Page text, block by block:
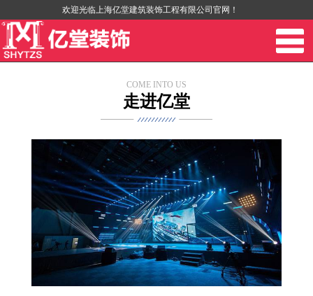
欢迎光临上海亿堂建筑装饰工程有限公司官网！
COME INTO US
走进亿堂